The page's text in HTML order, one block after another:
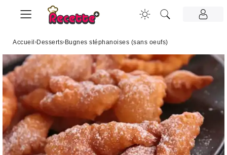
Accueil ›Desserts› Bugnes stéphanoises (sans oeufs)